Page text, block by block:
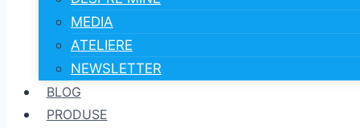
MEDIA
ATELIERE
NEWSLETTER
BLOG
PRODUSE